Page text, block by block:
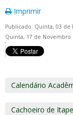
Imprimir
Publicado: Quinta, 03 de
Quinta, 17 de Novembro
Calendário
Cachoeiro de